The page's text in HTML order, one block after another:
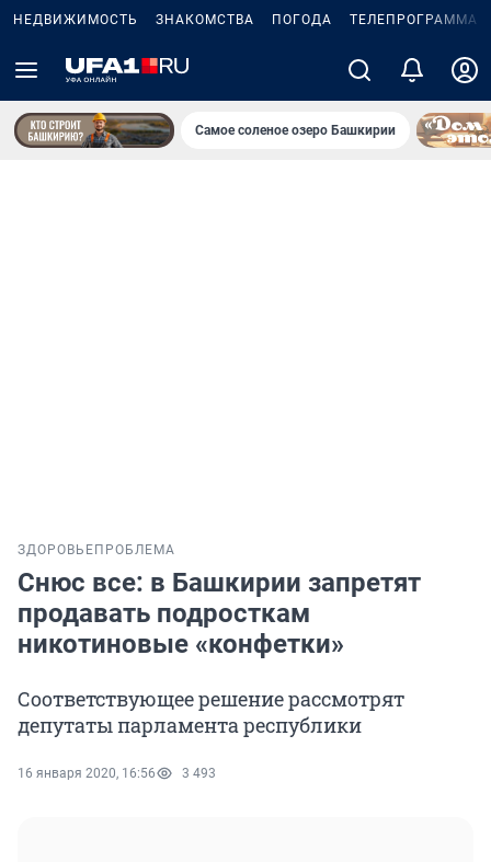
НЕДВИЖИМОСТЬ ЗНАКОМСТВА ПОГОДА ТЕЛЕПРОГРАММА
Самое соленое озеро Башкирии
ЗДОРОВЬЕ ПРОБЛЕМА
Снюс все: в Башкирии запретят
продавать подросткам
никотиновые «конфетки»
Соответствующее решение рассмотрят
депутаты парламента республики
16 января 2020, 16:56 3 493